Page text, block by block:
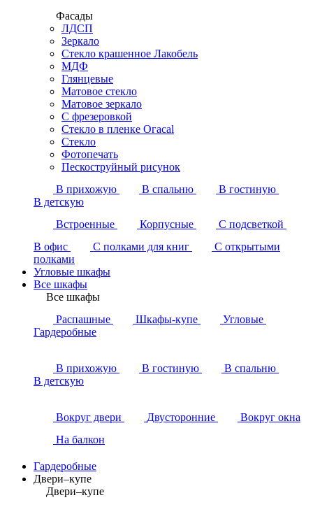
Фасады
ЛДСП
Зеркало
Стекло крашенное Лакобель
МДФ
Глянцевые
Матовое стекло
Матовое зеркало
С фрезеровкой
Стекло в пленке Огасаl
Стекло
Фотопечать
Пескоструйный рисунок
В прихожую
В спальню
В гостиную
В детскую
Встроенные
Корпусные
С подсветкой
В офис
С полками для книг
С открытыми
полками
Угловые шкафы
Все шкафы
Все шкафы
Распашные
Шкафы-купе
Угловые
Гардеробные
В прихожую В гостиную
В спальню
В детскую
Вокруг двери Двусторонние
Вокруг окна
На балкон
Гардеробные
Двери–купе
Двери–купе